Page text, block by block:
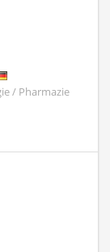
/ Pharmazie